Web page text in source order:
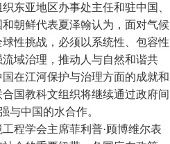
东亚地区办事处主任和驻中国、
朝鲜代表夏泽翰认为，面对气候
性挑战，必须以系统性、包容性
域治理，推动人与自然和谐共
在江河保护与治理方面的成就和
国教科文组织将继续通过政府间
与中国的水合作。
程学会主席菲利普·顾博维尔表